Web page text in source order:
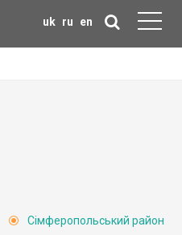
uk ru en
Сімферопольський район